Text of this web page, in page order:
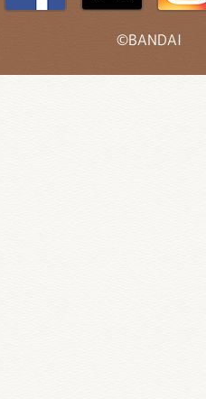
©BANDAI